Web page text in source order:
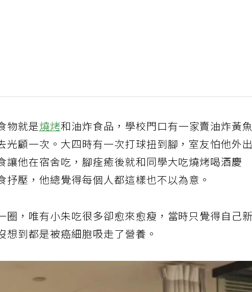
物就是燒烤和油炸食品，學校門口有一家賣油炸黃魚
光顧一次。大四時有一次打球扭到腳，室友怕他外出
讓他在宿舍吃，腳痊癒後就和同學大吃燒烤喝酒慶
壓，他總覺得每個人都這樣也不以為意。
圈，唯有小朱吃很多卻愈來愈瘦，當時只覺得自己新
到都是被癌細胞吸走了營養。